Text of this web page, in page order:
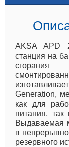
AKSA APD
станция на
Generation,
как для
питания,
Выдаваемая
в
резервного